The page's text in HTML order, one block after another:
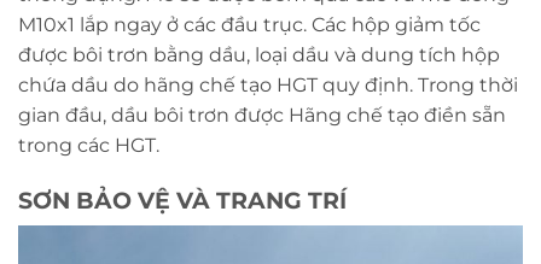
M10x1 lắp ngay ở các đầu trục. Các hộp giảm tốc
được bôi trơn bằng dầu, loại dầu và dung tích hộp
chứa dầu do hãng chế tạo HGT quy định. Trong thời
gian đầu, dầu bôi trơn được Hãng chế tạo điền sẵn
trong các HGT.
SƠN BẢO VỆ VÀ TRANG TRÍ